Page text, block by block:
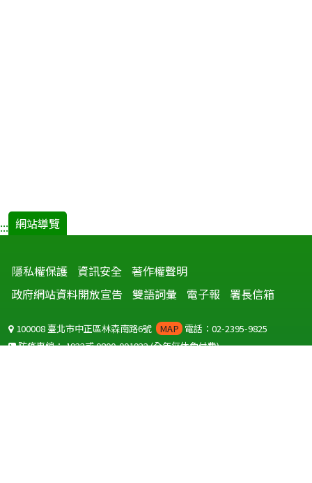
::: 網站導覽
隱私權保護 資訊安全 著作權聲明
政府網站資料開放宣告
雙語詞彙 電子報 署長信箱
100008 臺北市中正區林森南路6號 MAP 電話：02-2395-9825
防疫專線：1922或0800-001922(全年無休免付費)